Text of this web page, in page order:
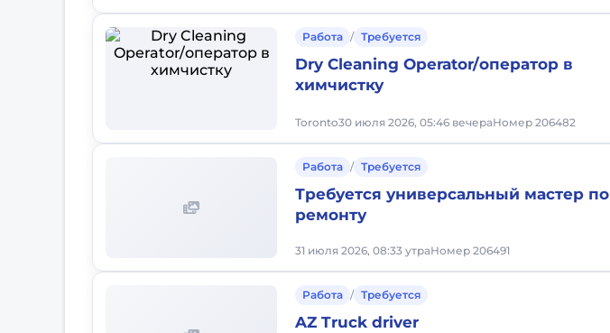
Работа / Требуется
Dry Cleaning Operator/оператор в
химчистку
Toronto30 июля 2026, 05:46 вечераНомер 206482
Работа / Требуется
Требуется универсальный мастер по
ремонту
31 июля 2026, 08:33 утраНомер 206491
Работа / Требуется
AZ Truck driver